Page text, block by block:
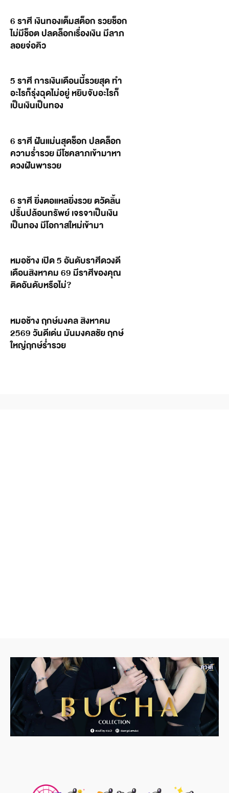
6 ราศี เงินทองเต็มสต็อก รวยช็อก
ไม่มีช็อต ปลดล็อกเรื่องเงิน มีลาภ
ลอยจ่อคิว
5 ราศี การเงินเดือนนี้รวยสุด ทำ
อะไรก็รุ่งฉุดไม่อยู่ หยิบจับอะไรก็
เป็นเงินเป็นทอง
6 ราศี ฝันแม่นสุดช็อก ปลดล็อก
ความร่ำรวย มีโชคลาภเข้ามาหา
ดวงฝันพารวย
6 ราศี ยิ่งตอแหลยิ่งรวย ตวัดลิ้น
ปริ้นปล้อนทรัพย์ เจรจาเป็นเงิน
เป็นทอง มีโอกาสใหม่เข้ามา
หมอช้าง เปิด 5 อันดับราศีดวงดี
เดือนสิงหาคม 69 มีราศีของคุณ
ติดอันดับหรือไม่?
หมอช้าง ฤกษ์มงคล สิงหาคม
2569 วันดีเด่น มันมงคลชัย ฤกษ์
ใหญ่ฤกษ์ร่ำรวย